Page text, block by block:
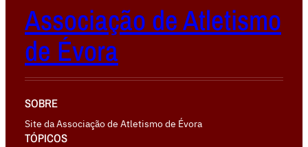
Associação de Atletismo
de Évora
SOBRE
Site da Associação de Atletismo de Évora
TÓPICOS